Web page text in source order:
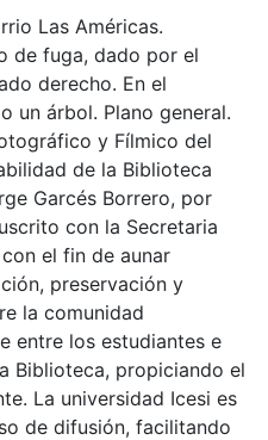
Las Américas.
de fuga, dado por el
derecho. En el
un árbol. Plano general.
y Fílmico del
de la Biblioteca
Garcés Borrero, por
con la Secretaria
el fin de aunar
preservación y
la comunidad
entre los estudiantes e
Biblioteca, propiciando el
La universidad Icesi es
de difusión, facilitando